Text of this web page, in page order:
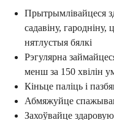
Прытрымлівайцеся
садавіну,
нятлустыя бялкі
Рэгулярна
менш за 150 хвілін
Кіньце паліць і
Абмяжуйце
Захоўвайце